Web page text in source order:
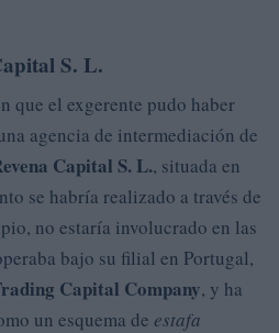
S. L.
que el exgerente pudo haber
agencia de intermediación de
Capital S. L., situada en
se habría realizado a través de
no estaría involucrado en las
bajo su filial en Portugal,
Capital Company, y ha
un esquema de estafa